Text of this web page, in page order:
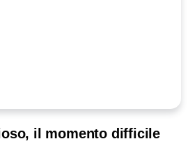
il momento difficile